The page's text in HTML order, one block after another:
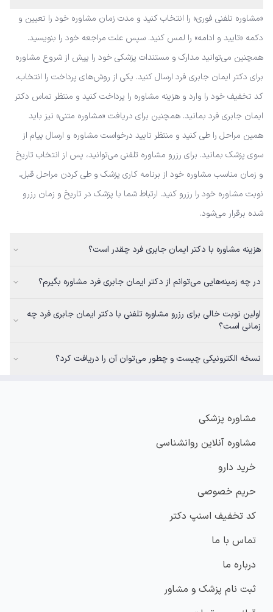
«مشاوره تلفنی فوری» را انتخاب کنید و مدت زمان مشاوره خود را تعیین و
دکمه «تایید و ادامه» را لمس کنید. سپس علت مراجعه خود را بنویسید.
همچنین می‌توانید مدارک و مستندات پزشکی خود را پیش از شروع مشاوره
برای دکتر ایمان جابری فرد ارسال کنید. یکی از روش‌های پرداخت را انتخاب،
کد تخفیف خود را وارد و هزینه مشاوره را پرداخت کنید و منتظر تماس دکتر
ایمان جابری فرد بمانید. همچنین برای دریافت «مشاوره متنی» نیز باید
همین مراحل را طی کنید و منتظر تایید درخواست مشاوره و ارسال پیام از
سوی پزشک بمانید. برای رزرو مشاوره تلفنی می‌توانید، پس از انتخاب تاریخ
و زمان مناسب مشاوره خود از برنامه کاری پزشک و طی کردن مراحل قبل،
نوبت مشاوره خود را رزرو کنید. ارتباط شما با پزشک در تاریخ و زمان رزرو
شده برقرار می‌شود.
هزینه مشاوره با دکتر ایمان جابری فرد چقدر است؟
در چه زمینه‌هایی می‌توانم از دکتر ایمان جابری فرد مشاوره بگیرم؟
اولین نوبت خالی برای رزرو مشاوره تلفنی با دکتر ایمان جابری فرد چه
زمانی است؟
نسخه الکترونیکی چیست و چطور می‌توان آن را دریافت کرد؟
مشاوره پزشکی
مشاوره آنلاین روانشناسی
خرید دارو
حریم خصوصی
کد تخفیف اسنپ دکتر
تماس با ما
درباره ما
ثبت نام پزشک و مشاور